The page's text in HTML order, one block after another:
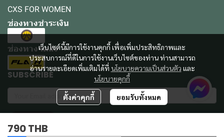
790 THB
เว็บไซต์นี้มีการใช้งานคุกกี้ เพื่อเพิ่มประสิทธิภาพและ
ประสบการณ์ที่ดีในการใช้งานเว็บไซต์ของท่าน ท่านสามารถ
อ่านรายละเอียดเพิ่มเติมได้ที่ นโยบายความเป็นส่วนตัว และ
นโยบายคุกกี้
ตั้งค่าคุกกี้ ยอมรับทั้งหมด
CXS FOR WOMEN
ช่องทางชำระเงิน
ช่องทางจัดส่ง
SUBSCRIBE